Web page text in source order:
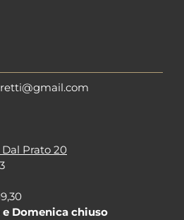
Prato 20
Domenica chiuso